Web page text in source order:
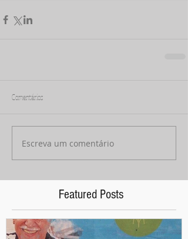
Featured Posts
Comentários
Escreva um comentário